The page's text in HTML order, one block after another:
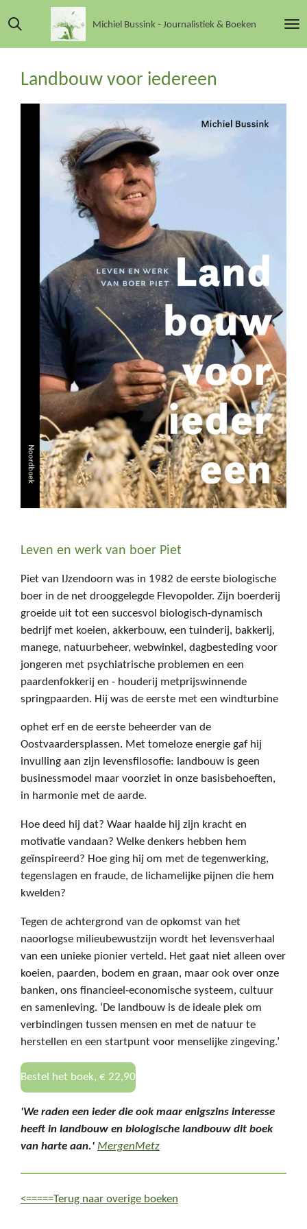
Ga
direct
naar
hoofdinhoud
Michiel Bussink - Journalistiek & Boeken
Landbouw voor iedereen
Leven en werk van boer Piet
Piet van IJzendoorn was in 1982 de eerste biologische
boer in de net drooggelegde Flevopolder. Zijn boerderij
groeide uit tot een succesvol biologisch-dynamisch
bedrijf met koeien, akkerbouw, een tuinderij, bakkerij,
manege, natuurbeheer, webwinkel, dagbesteding voor
jongeren met psychiatrische problemen en een
paardenfokkerij en - houderij metprijswinnende
springpaarden. Hij was de eerste met een windturbine
ophet erf en de eerste beheerder van de
Oostvaardersplassen. Met tomeloze energie gaf hij
invulling aan zijn levensfilosofie: landbouw is geen
businessmodel maar voorziet in onze basisbehoeften,
in harmonie met de aarde.
Hoe deed hij dat? Waar haalde hij zijn kracht en
motivatie vandaan? Welke denkers hebben hem
geïnspireerd? Hoe ging hij om met de tegenwerking,
tegenslagen en fraude, de lichamelijke pijnen die hem
kwelden?
Tegen de achtergrond van de opkomst van het
naoorlogse milieubewustzijn wordt het levensverhaal
van een unieke pionier verteld. Het gaat niet alleen over
koeien, paarden, bodem en graan, maar ook over onze
banken, ons financieel-economische systeem, cultuur
en samenleving. ‘De landbouw is de ideale plek om
verbindingen tussen mensen en met de natuur te
herstellen en een startpunt voor menselijke zingeving.’
Bestel het boek, € 22,90
'We raden een ieder die ook maar enigszins interesse
heeft in landbouw en biologische landbouw dit boek
van harte aan.' MergenMetz
<=====Terug naar overige boeken